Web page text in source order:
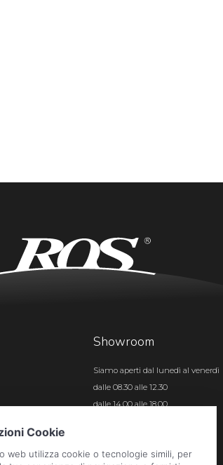
Showroom
Siamo aperti dal lunedì al venerdì
dalle 08.30 alle 12.30
dalle 14.00 alle 18.00